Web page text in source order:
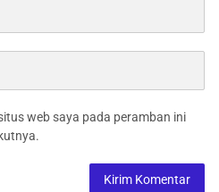
web saya pada peramban ini